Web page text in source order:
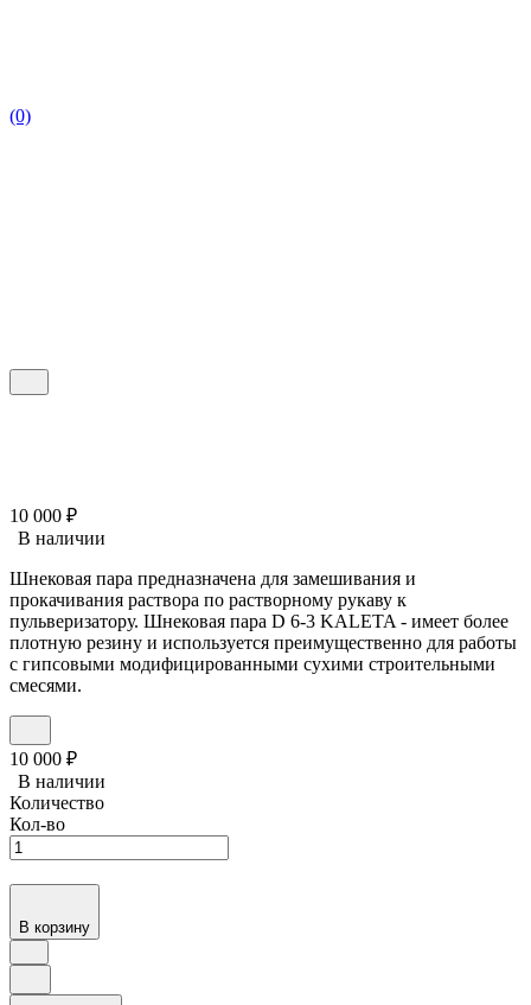
(0)
10 000 ₽
В наличии
Шнековая пара предназначена для замешивания и
прокачивания раствора по растворному рукаву к
пульверизатору. Шнековая пара D 6-3 KALETA - имеет более
плотную резину и используется преимущественно для работы
с гипсовыми модифицированными сухими строительными
смесями.
10 000 ₽
В наличии
Количество
Кол-во
В корзину